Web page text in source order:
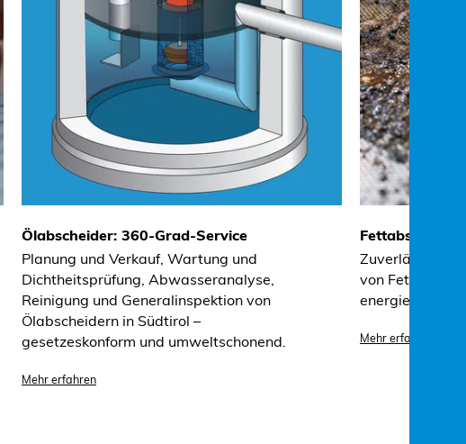
Ölabscheider: 360-Grad-Service
Planung und Verkauf, Wartung und
Dichtheitsprüfung, Abwasseranalyse,
Reinigung und Generalinspektion von
Ölabscheidern in Südtirol –
gesetzeskonform und umweltschonend.
Mehr erfahren
Fettabscheider
Zuverlässige
von
Mehr erfahren